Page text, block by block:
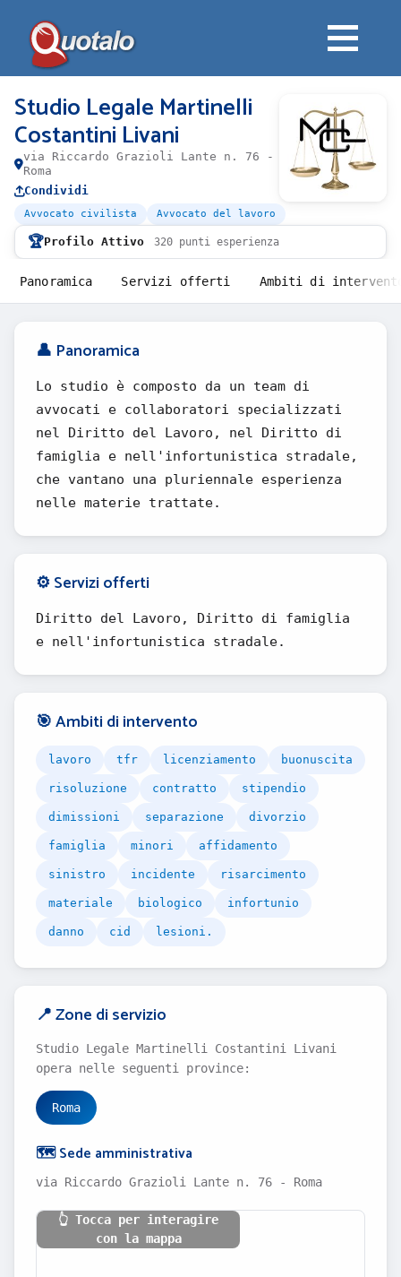
Studio Legale Martinelli
Costantini Livani
via Riccardo Grazioli Lante n. 76 -
Roma
Condividi
Avvocato civilista Avvocato del lavoro
🏆Profilo Attivo 320 punti esperienza
Panoramica Servizi offerti Ambiti di
👤 Panoramica
Lo studio è composto da un team di
avvocati e collaboratori specializzati
nel Diritto del Lavoro, nel Diritto di
famiglia e nell'infortunistica stradale,
che vantano una pluriennale esperienza
nelle materie trattate.
⚙️ Servizi offerti
Diritto del Lavoro, Diritto di famiglia
e nell'infortunistica stradale.
🎯 Ambiti di intervento
lavoro tfr licenziamento buonuscita
risoluzione contratto stipendio
dimissioni separazione divorzio
famiglia minori affidamento
sinistro incidente risarcimento
materiale biologico infortunio
danno cid lesioni.
📍 Zone di servizio
Studio Legale Martinelli Costantini Livani
opera nelle seguenti province:
Roma
🗺️ Sede amministrativa
via Riccardo Grazioli Lante n. 76 - Roma
👆 Tocca per interagire
con la mappa